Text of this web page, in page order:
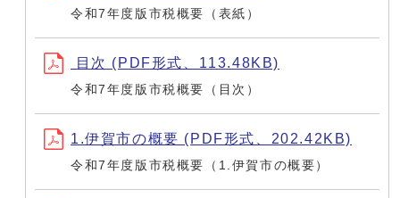
令和7年度版市税概要（表紙）
目次 (PDF形式、113.48KB)
令和7年度版市税概要（目次）
1.伊賀市の概要 (PDF形式、202.42KB)
令和7年度版市税概要（1.伊賀市の概要）